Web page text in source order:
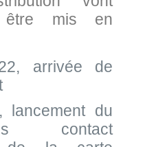
être mis en
arrivée de
lancement du
contact